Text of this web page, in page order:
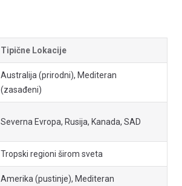
Tipične Lokacije
Australija (prirodni), Mediteran
(zasađeni)
Severna Evropa, Rusija, Kanada, SAD
Tropski regioni širom sveta
Amerika (pustinje), Mediteran